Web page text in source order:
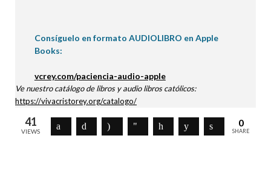
Consíguelo en formato AUDIOLIBRO en Apple
Books:
vcrey.com/paciencia-audio-apple
Ve nuestro catálogo de libros y audio libros católicos:
https://vivacristorey.org/catalogo/
41
VIEWS
0
SHARE